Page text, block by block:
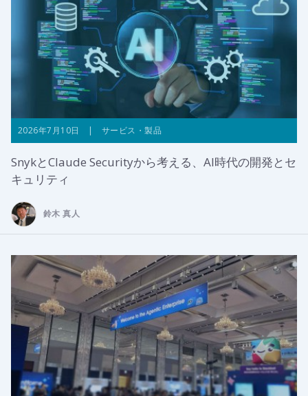
2026年7月10日 | サービス・製品
SnykとClaude Securityから考える、AI時代の開発とセ
キュリティ
鈴木 真人